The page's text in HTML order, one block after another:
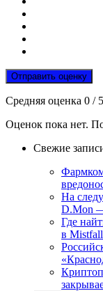
Отправить оценку
Средняя оценка 0 /
Оценок пока нет.
Свежие
На
D.Mon —
Где
в